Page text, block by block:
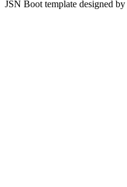
JSN Boot template designed by